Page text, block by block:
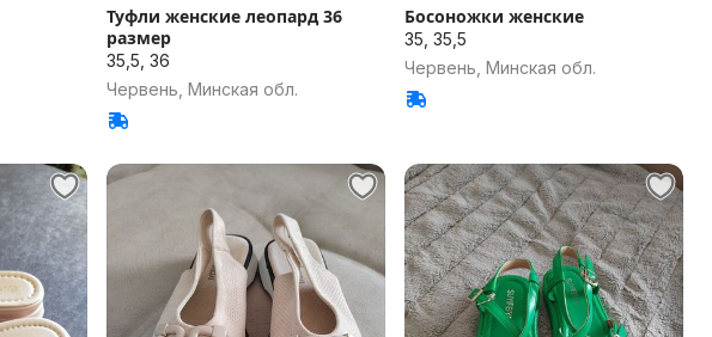
Туфли женские леопард 36
размер
35,5, 36
Червень, Минская обл.
Босоножки женские
35, 35,5
Червень, Минская обл.